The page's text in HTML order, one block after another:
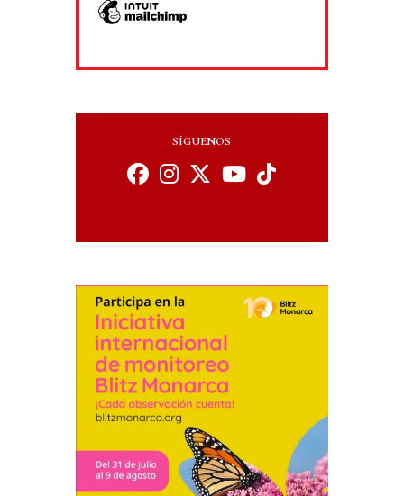
SÍGUENOS